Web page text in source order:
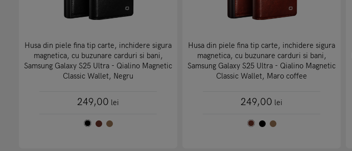
Husa din piele fina tip carte, inchidere sigura
magnetica, cu buzunare carduri si bani,
Samsung Galaxy S25 Ultra - Qialino Magnetic
Classic Wallet, Negru
249,00 lei
Husa din piele fina tip carte, inchidere sigura
magnetica, cu buzunare carduri si bani,
Samsung Galaxy S25 Ultra - Qialino Magnetic
Classic Wallet, Maro coffee
249,00 lei